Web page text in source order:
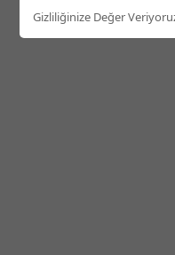
Gizliliğinize Değer